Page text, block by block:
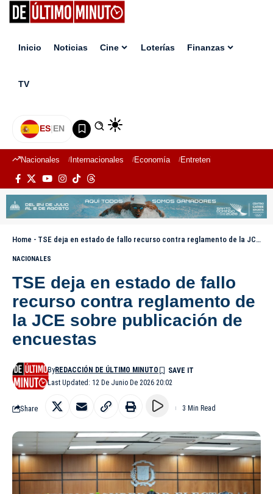
Inicio Noticias Cine Loterías Finanzas
TV
ES|EN
Nacionales Internacionales Economía Entretenimiento
Home - TSE deja en estado de fallo recurso contra reglamento de la JCE sobre publicación de encuestas
NACIONALES
TSE deja en estado de fallo
recurso contra reglamento de
la JCE sobre publicación de
encuestas
Last Updated: 12 De Junio De 2026 20:02
ByREDACCIÓN DE ÚLTIMO MINUTO
Share 3 Min Read